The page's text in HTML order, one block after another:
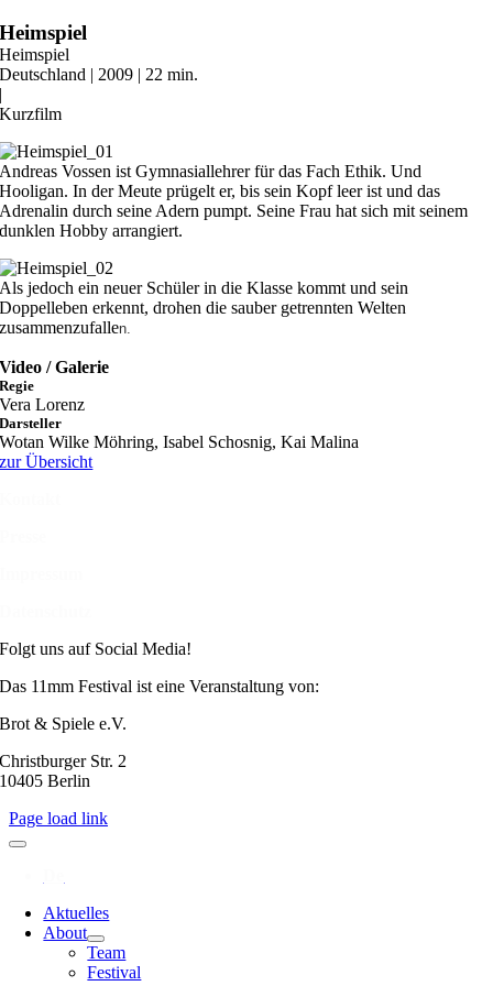
Zum
Inhalt
springen
Heimspiel
Heimspiel
Deutschland | 2009 | 22 min.
|
Kurzfilm
Andreas Vossen ist Gymnasiallehrer für das Fach Ethik. Und
Hooligan. In der Meute prügelt er, bis sein Kopf leer ist und das
Adrenalin durch seine Adern pumpt. Seine Frau hat sich mit seinem
dunklen Hobby arrangiert.
Als jedoch ein neuer Schüler in die Klasse kommt und sein
Doppelleben erkennt, drohen die sauber getrennten Welten
zusammenzufallen.
Video / Galerie
Regie
Vera Lorenz
Darsteller
Wotan Wilke Möhring, Isabel Schosnig, Kai Malina
zur Übersicht
Folgt uns auf Social Media!
Das 11mm Festival ist eine Veranstaltung von:
Brot & Spiele e.V.
Christburger Str. 2
10405 Berlin
Page load link
Aktuelles
About
Team
Festival